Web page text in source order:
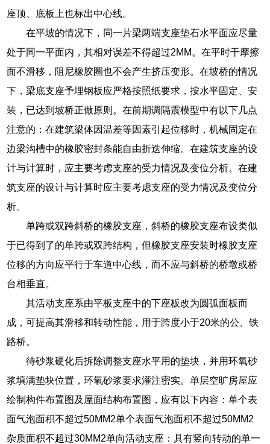
座顶、底板上也标出中心线。
在平坡的情况下，同一片梁两端支座垫石水平面应尽量
处于同一平面内，其相对误差不得超过2MM。在平时干摩擦
面不滑移，阻尼橡胶圈也不会产生挤压变形。在坡桥的情况
下，梁底支座予埋钢板应严格按照纸要求，按水平固定、安
装，已达到坡桥正做原则。在前期调隔震模型中有以下几点
注意的：在建筑梁体因温差等因素引起位移时，机械固定在
边梁沟槽中的橡胶密封条能自由折迭伸缩。在建筑支座的设
计与计算时，应主要考虑支座的受力情况及变位分析。在建
筑支座的设计与计算时应主要考虑支座的受力情况及变位分
析。
单跨或双跨斜桥的橡胶支座，斜桥的橡胶支座布设类似
于已得到了的单跨或双跨结构，但橡胶支座安装时橡胶支座
位移的方向应平行于车道中心线，而不应与斜桥的桥墩或桥
台相垂直。
其活动支座系由平板支座中的下座板改为圆弧面板而
成，可提高其滑移和转动性能，用于跨度小于20米的公、铁
路桥。
待砂浆硬化后拆除调整支座水平用的垫块，并用环氧砂
浆填满垫块位置，环氧砂浆要求灌注密实。单层空旷房屋应
绘制构件布置图及屋面结构布置图，应有以下内容：单个表
面气泡面积不超过50MM2单个表面气泡面积不超过50MM2
杂质面积不超过30MM2单向活动支座：具有竖向转动的单一